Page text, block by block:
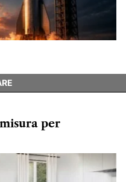
per